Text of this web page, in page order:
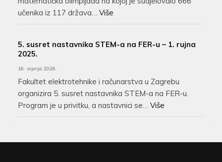
učenika iz 117 država… Više
5. susret nastavnika STEM-a na FER-u – 1. rujna
2025.
16. srpnja 2026.
Fakultet elektrotehnike i računarstva u Zagrebu
organizira 5. susret nastavnika STEM-a na FER-u.
Program je u privitku, a nastavnici se… Više